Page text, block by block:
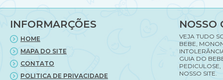
perda
sangue
e
na
gravidez.
INFORMARÇÕES
HOME
MAPA DO SITE
CONTATO
POLITICA DE PRIVACIDADE
NOSSO
VEJA TUDO
BEBE,
GUIA DO
PEDICULOSE,
NOSSO SITE.